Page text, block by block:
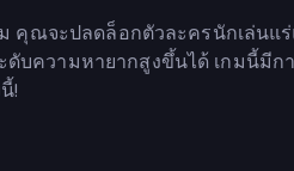
ม คุณจะปลดล็อกตัวละครนักเล่น
บความหายากสูงขึ้นได้ เกมนี้มีก
!